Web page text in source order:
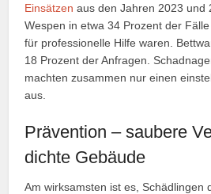
Einsätzen aus den Jahren 2023 und
Wespen in etwa 34 Prozent der
für professionelle Hilfe waren.
18 Prozent der Anfragen.
machten zusammen nur einen
aus.
Prävention – saubere
dichte Gebäude
Am wirksamsten ist es, Schädlingen